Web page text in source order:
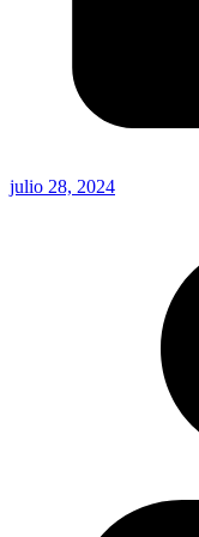
julio 28, 2024